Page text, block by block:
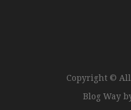
Copyright ©
Blog Way